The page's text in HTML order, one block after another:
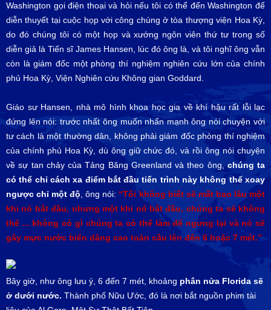
Washington gọi điện thoại và hỏi nếu tôi có thể đến Washington để
diễn thuyết tại cuộc họp với công chúng ở tòa thượng viện Hoa Kỳ,
do đó chúng tôi có một họp và xướng ngôn viên thứ tư trong số
diễn giả là Tiến sĩ James Hansen, lúc đó ông là, và tôi nghĩ ông vẫn
còn là giám đốc một phòng thí nghiệm nghiên cứu lớn của chính
phủ Hoa Kỳ, Viện Nghiên cứu Không gian Goddard.
Giáo sư Hansen, nhà mô hình khoa học gia về khí hậu rất lỗi lạc
đứng lên nói: trước nhất ông muốn nhấn mạnh ông nói chuyện với
tư cách là một thường dân, không phải giám đốc phòng thí nghiệm
của chính phủ Hoa Kỳ, dù ông giữ chức đó, và rồi ông nói chuyện
về sự tan chảy của Tảng Băng Greenland và theo ông,chúng ta
có thể chỉ cách xa điểm bắt đầu tiến trình này không thể xoay
ngược chỉ một độ , ông nói: “Tôi không biết sẽ mất bao lâu một
khi nó bắt đầu, nhưng một khi nó bắt đầu, chúng ta sẽ không
thể ... không có gì chúng ta có thể làm để ngưng lại và nó sẽ
gây mực nước biển dâng cao toàn cầu lên đến 6 hoặc 7 mét.”
Bây giờ, như ông lưu ý, 6 đến 7 mét, khoảng phân nửa Florida sẽ
ở dưới nước. Thành phố Nữu Ước, đó là nơi bắt nguồn phim tài